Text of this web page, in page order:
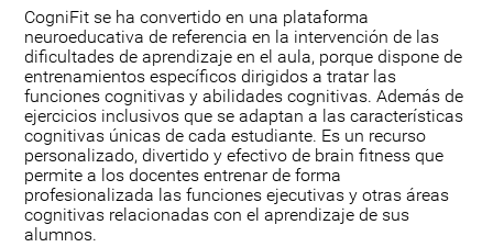
CogniFit se ha convertido en una plataforma
neuroeducativa de referencia en la intervención de las
dificultades de aprendizaje en el aula, porque dispone de
entrenamientos específicos dirigidos a tratar las
funciones cognitivas y abilidades cognitivas. Además de
ejercicios inclusivos que se adaptan a las características
cognitivas únicas de cada estudiante. Es un recurso
personalizado, divertido y efectivo de brain fitness que
permite a los docentes entrenar de forma
profesionalizada las funciones ejecutivas y otras áreas
cognitivas relacionadas con el aprendizaje de sus
alumnos.